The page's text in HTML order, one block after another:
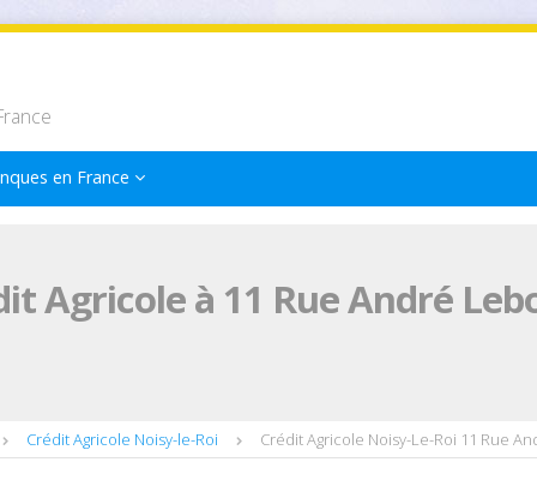
en France
Agricole à 11 Rue André
Crédit Agricole Noisy-le-Roi Crédit Agricole Noisy-Le-Roi 11 Rue